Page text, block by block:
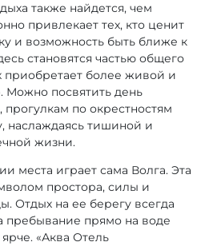
также найдется, чем
привлекает тех, кто ценит
и возможность быть ближе к
становятся частью общего
приобретает более живой и
Можно посвятить день
по окрестностям
наслаждаясь тишиной и
жизни.
места играет сама Волга. Эта
простора, силы и
Отдых на ее берегу всегда
пребывание прямо на воде
«Аква Отель